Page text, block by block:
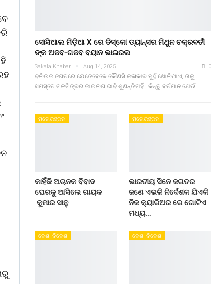
ସୋସିଆଲ ମିଡ଼ିଆ X ରେ ଡିସ୍କୋ ଡ୍ୟାନ୍ସର ମିଥୁନ ଚକ୍ରବର୍ତୀ
ଙ୍କ ଅଜବ-ଗଜବ ବୟାନ ଭାଇରଲ
Sakala Khabar Aug 14, 2025 0
ବଲିଉଡ ଜଗତରେ ଯେତେବେଳେ କୌଣସି କଳାକାର ମୁହଁ ଖୋଲିଥାଏ, ତାକୁ
ସମସ୍ତେ ଚଳଚିତ୍ରର ଡାଇଲଗ ଭାବି ଶୁଣନ୍ତିନାହିଁ , କିନ୍ତୁ ବର୍ତମାନ ଯେଉଁ…
ମନୋରଞ୍ଜନ
କାହିଁକି ଅଚାନକ ବିବାଦ
ଘେରକୁ ଆସିଲେ ଗାୟକ
କୁମାର ସାନୁ
ମନୋରଞ୍ଜନ
ଭାରତୀୟ ସିନେ ଜଗତର
ଜଣେ ଏଭଳି ନିର୍ଦେଶକ ଯିଏକି
ନିଜ କ୍ୟାରିଅର ରେ ଗୋଟିଏ
ମଧ୍ୟ…
ଦେଶ- ବିଦେଶ ଦେଶ- ବିଦେଶ